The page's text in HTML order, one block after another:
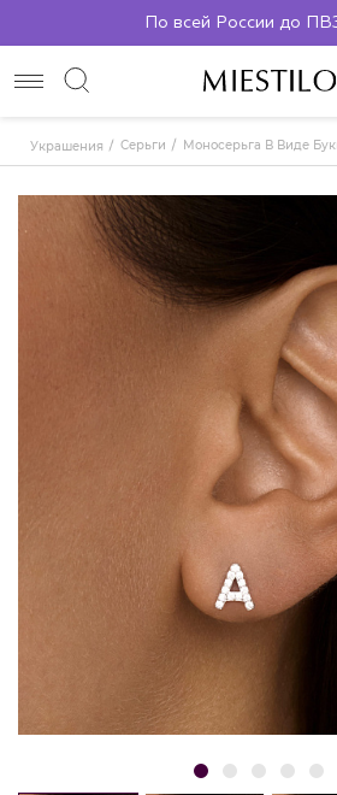
По всей России до
Украшения Серьги Моносерьга В Виде